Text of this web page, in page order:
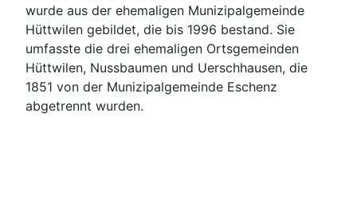
wurde aus der ehemaligen Munizipalgemeinde
Hüttwilen gebildet, die bis 1996 bestand. Sie
umfasste die drei ehemaligen Ortsgemeinden
Hüttwilen, Nussbaumen und Uerschhausen, die
1851 von der Munizipalgemeinde Eschenz
abgetrennt wurden.